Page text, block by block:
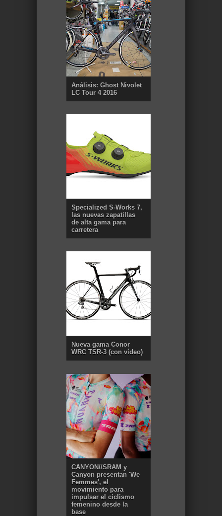
Análisis: Ghost Nivolet
LC Tour 4 2016
Specialized S-Works 7,
las nuevas zapatillas
de alta gama para
carretera
Nueva gama Conor
WRC TSR-3 (con vídeo)
CANYON//SRAM y
Canyon presentan 'We
Femmes', el
movimiento para
impulsar el ciclismo
femenino desde la
base